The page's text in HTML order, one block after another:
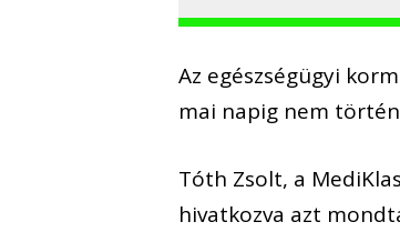
Az egészségügyi
mai napig nem
Tóth Zsolt, a
hivatkozva azt